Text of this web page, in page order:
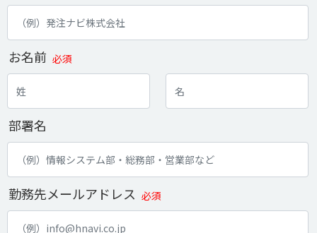
お名前 必須
部署名
勤務先メールアドレス 必須